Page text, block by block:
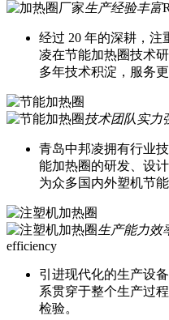
生产经验丰富
经过 20 年的深耕，注
凌在节能加热圈技术
多年技术积淀，服务更
技术团队实力
青岛中邦凌拥有行业
能加热圈的研发、设
为众多国内外塑机节
生产能力效
efficiency
引进现代化的生产设
系贯穿于整个生产过
检验。